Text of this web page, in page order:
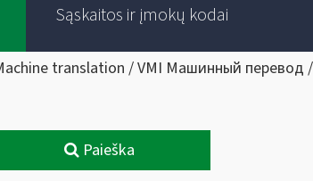
Sąskaitos ir įmokų kodai
translation / VMI Машинный перевод
Paieška